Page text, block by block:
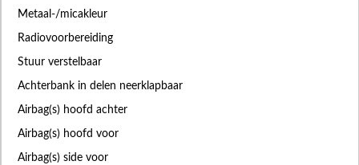
Metaal-/micakleur
Radiovoorbereiding
Stuur verstelbaar
Achterbank in delen neerklapbaar
Airbag(s) hoofd achter
Airbag(s) hoofd voor
Airbag(s) side voor